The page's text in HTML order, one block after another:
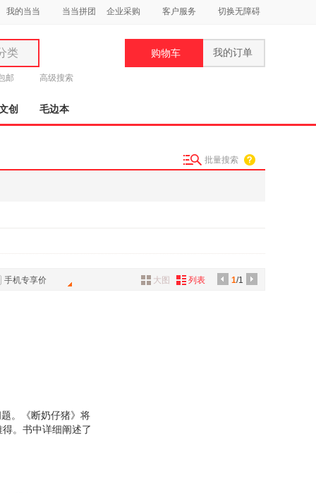
我的当当 当当拼团 企业采购 客户服务 切换无障碍
类
邮 高级搜索
购物车 我的订单
创 毛边本
批量搜索
手机专享价 1/1
大图 列表
。《断奶仔猪》将
。书中详细阐述了
由采食 消化生理
领域的知名专家撰